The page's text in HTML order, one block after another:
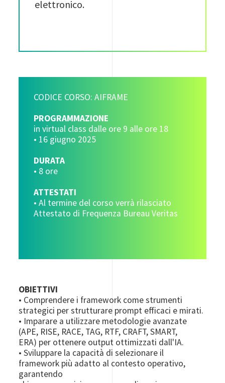
elettronico.
CODICE CORSO: AIFRAME
PROGRAMMAZIONE
in virtual class dalle ore 9 alle ore 18
• 16 giugno 2025
DURATA
• 8 ore
ATTESTATI
• Al termine del corso verrà rilasciato
Attestato di Frequenza Bureau Veritas
OBIETTIVI
• Comprendere i framework come strumenti
strategici per strutturare prompt efficaci e mirati.
• Imparare a utilizzare metodologie avanzate
(APE, RISE, RACE, TAG, RTF, CRAFT, SMART,
ERA) per ottenere output ottimizzati dall'IA.
• Sviluppare la capacità di selezionare il
framework più adatto al contesto operativo,
garantendo